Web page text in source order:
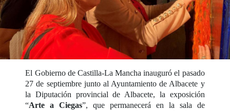
El Gobierno de Castilla-La Mancha inauguró el pasado
27 de septiembre junto al Ayuntamiento de Albacete y
la Diputación provincial de Albacete, la exposición
“Arte a Ciegas”, que permanecerá en la sala de